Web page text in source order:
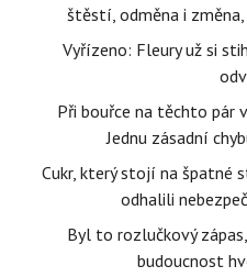
štěstí, odměna i
Vyřízeno: Fleury už si
Při bouřce na těchto pár
Jednu zásadní
Cukr, který stojí na špatné
odhalili
Byl to rozlučkový
budoucnost